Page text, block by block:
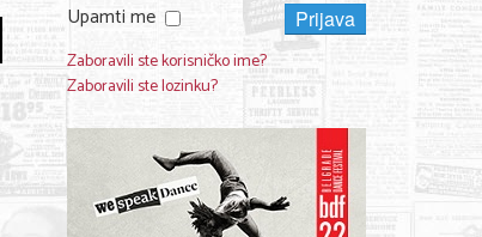
Upamti me
Prijava
Zaboravili ste korisničko ime?
Zaboravili ste lozinku?